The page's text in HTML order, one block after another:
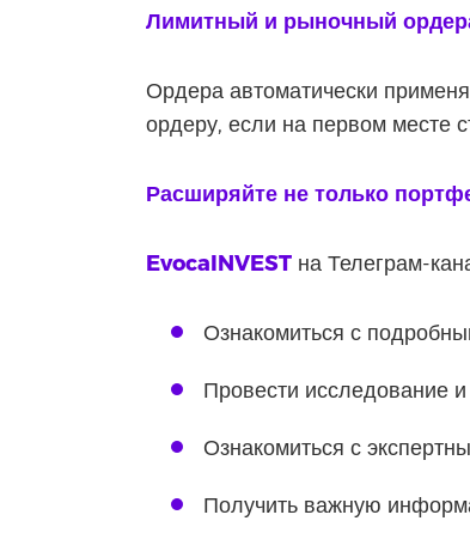
Лимитный и рыночный
Ордера автоматически
ордеру, если на первом месте
Расширяйте не только
EvocaINVEST на Телеграм-
Ознакомиться с
Провести исследование
Ознакомиться с
Получить важную